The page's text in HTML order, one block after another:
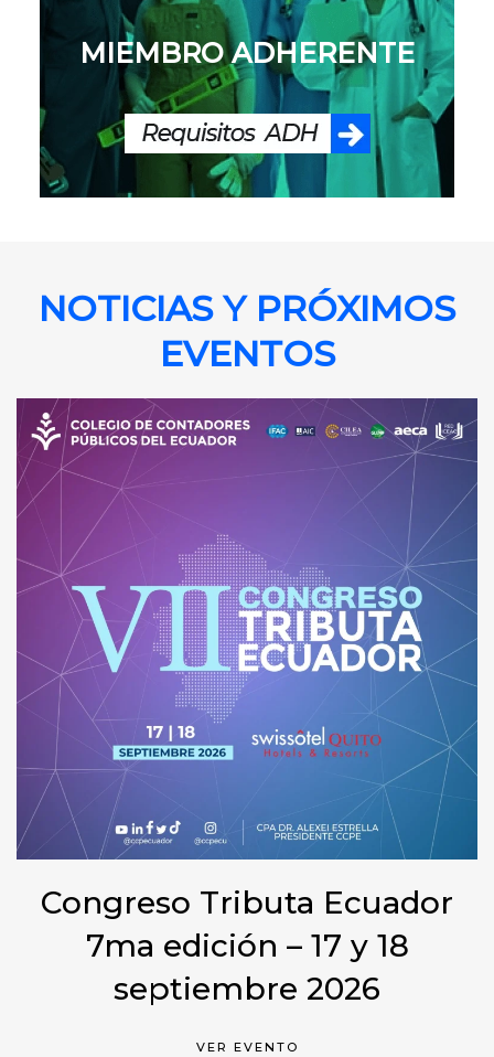
MIEMBRO ADHERENTE
NOTICIAS Y PRÓXIMOS
EVENTOS
Congreso Tributa Ecuador
7ma edición – 17 y 18
septiembre 2026
VER EVENTO